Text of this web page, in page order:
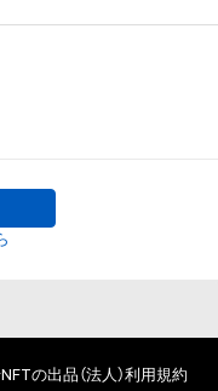
NFTの出品（法人）利用規約